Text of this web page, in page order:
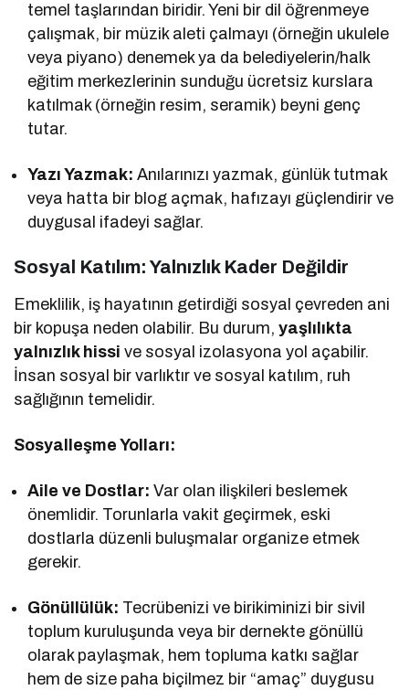
temel taşlarından biridir. Yeni bir dil öğrenmeye
çalışmak, bir müzik aleti çalmayı (örneğin ukulele
veya piyano) denemek ya da belediyelerin/halk
eğitim merkezlerinin sunduğu ücretsiz kurslara
katılmak (örneğin resim, seramik) beyni genç
tutar.
Yazı Yazmak: Anılarınızı yazmak, günlük tutmak
veya hatta bir blog açmak, hafızayı güçlendirir ve
duygusal ifadeyi sağlar.
Sosyal Katılım: Yalnızlık Kader Değildir
Emeklilik, iş hayatının getirdiği sosyal çevreden ani
bir kopuşa neden olabilir. Bu durum,yaşlılıkta
yalnızlık hissi ve sosyal izolasyona yol açabilir.
İnsan sosyal bir varlıktır ve sosyal katılım, ruh
sağlığının temelidir.
Sosyalleşme Yolları:
Aile ve Dostlar: Var olan ilişkileri beslemek
önemlidir. Torunlarla vakit geçirmek, eski
dostlarla düzenli buluşmalar organize etmek
gerekir.
Gönüllülük: Tecrübenizi ve birikiminizi bir sivil
toplum kuruluşunda veya bir dernekte gönüllü
olarak paylaşmak, hem topluma katkı sağlar
hem de size paha biçilmez bir “amaç” duygusu